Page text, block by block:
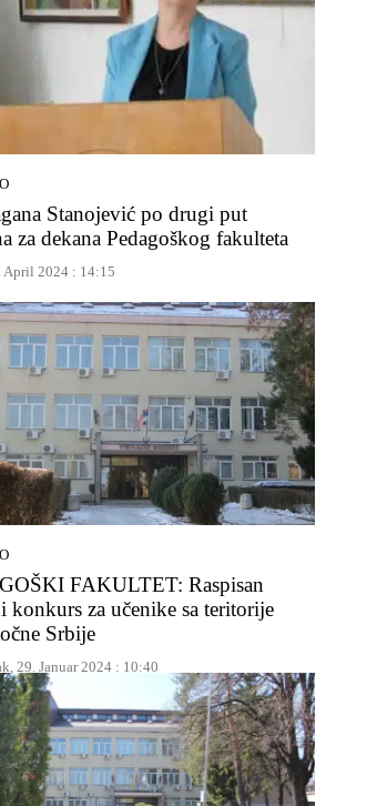
Stanojević po drugi put
za dekana Pedagoškog fakulteta
April 2024 : 14:15
FAKULTET: Raspisan
konkurs za učenike sa teritorije
Srbije
29. Januar 2024 : 10:40